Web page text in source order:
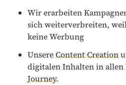
Wir erarbeiten
sich weiterverbreiten,
keine Werbung
UnsereContent Creation
digitalen Inhalten in allen
Journey.